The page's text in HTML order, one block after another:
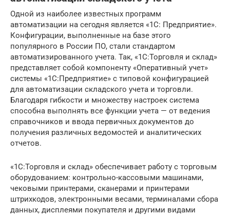
Одной из наиболее известных программ
автоматизации на сегодня является «1С: Предприятие».
Конфигурации, выполненные на базе этого
популярного в России ПО, стали стандартом
автоматизированного учета. Так, «1С:Торговля и cклад»
представляет собой компоненту «Оперативный учет»
системы «1С:Предприятие» с типовой конфигурацией
для автоматизации складского учета и торговли.
Благодаря гибкости и множеству настроек система
способна выполнять все функции учета — от ведения
справочников и ввода первичных документов до
получения различных ведомостей и аналитических
отчетов.
«1С:Торговля и склад» обеспечивает работу с торговым
оборудованием: контрольно-кассовыми машинами,
чековыми принтерами, сканерами и принтерами
штрихкодов, электронными весами, терминалами сбора
данных, дисплеями покупателя и другими видами